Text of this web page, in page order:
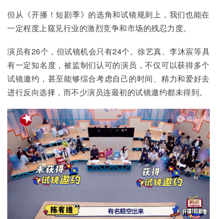
但从《开播！短剧季》的选角和试镜规则上，我们也能在
一定程度上窥见行业的激烈竞争和市场的残忍力度。
演员有26个，但试镜机会只有24个。徐艺真、李沐宸等具
有一定知名度，被监制们认可的演员，不仅可以获得多个
试镜邀约，甚至能够综合考虑自己的时间、精力和爱好去
进行反向选择，而不少演员连最初的试镜邀约都未得到。